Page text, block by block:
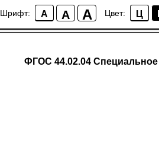
Шрифт: A A A Цвет: Ц
ФГОС 44.02.04